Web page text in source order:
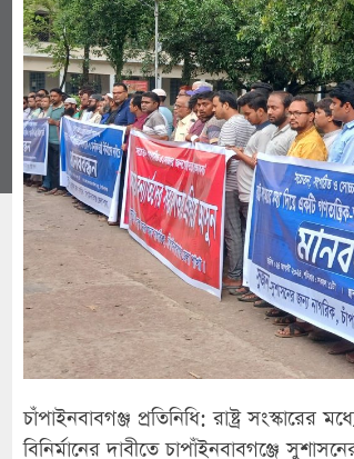
চাঁপাইনবাবগঞ্জ প্রতিনিধি: রাষ্ট্র সংস্কারের
বিনির্মানের দাবীতে চাপাঁইনবাবগঞ্জে